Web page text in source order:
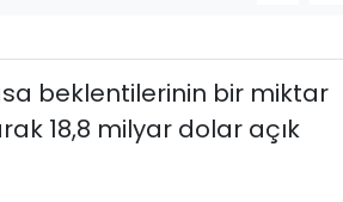
beklentilerinin bir miktar
18,8 milyar dolar açık